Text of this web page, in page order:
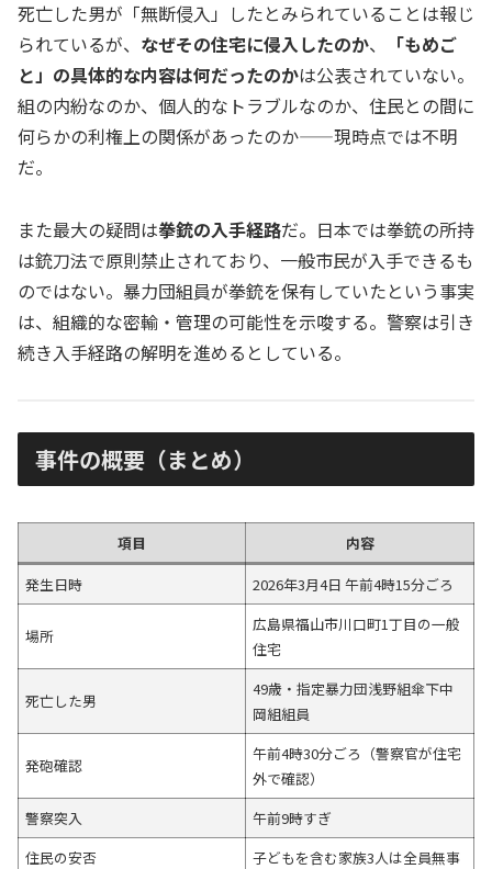
死亡した男が「無断侵入」したとみられていることは報じ
られているが、 なぜその住宅に侵入したのか、
「もめご
と」の具体的な内容は何だったのかは公表されていない。
組の内紛なのか、個人的なトラブルなのか、住民との間に
何らかの利権上の関係があったのか——現時点では不明
だ。
また最大の疑問は拳銃の入手経路だ。日本では拳銃の所持
は銃刀法で原則禁止されており、一般市民が入手できるも
のではない。暴力団組員が拳銃を保有していたという事実
は、組織的な密輸・管理の可能性を示唆する。警察は引き
続き入手経路の解明を進めるとしている。
事件の概要（まとめ）
項目
内容
発生日時
2026年3月4日 午前4時15分ごろ
場所
広島県福山市川口町1丁目の一般
住宅
死亡した男
49歳・指定暴力団浅野組傘下中
岡組組員
発砲確認
午前4時30分ごろ（警察官が住宅
外で確認）
警察突入
午前9時すぎ
住民の安否
子どもを含む家族3人は全員無事